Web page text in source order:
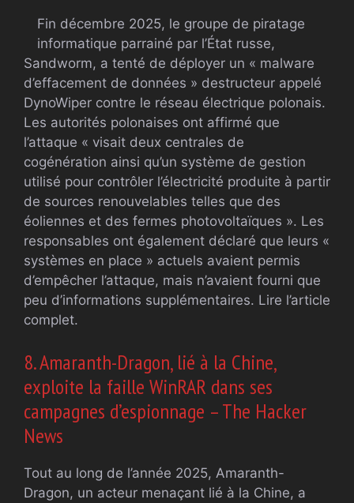
Fin décembre 2025, le groupe de piratage
informatique parrainé par l’État russe,
Sandworm, a tenté de déployer un « malware
d’effacement de données » destructeur appelé
DynoWiper contre le réseau électrique polonais.
Les autorités polonaises ont affirmé que
l’attaque « visait deux centrales de
cogénération ainsi qu’un système de gestion
utilisé pour contrôler l’électricité produite à partir
de sources renouvelables telles que des
éoliennes et des fermes photovoltaïques ». Les
responsables ont également déclaré que leurs «
systèmes en place » actuels avaient permis
d’empêcher l’attaque, mais n’avaient fourni que
peu d’informations supplémentaires. Lire l’article
complet.
8. Amaranth-Dragon, lié à la Chine,
exploite la faille WinRAR dans ses
campagnes d’espionnage – The Hacker
News
Tout au long de l’année 2025, Amaranth-
Dragon, un acteur menaçant lié à la Chine, a